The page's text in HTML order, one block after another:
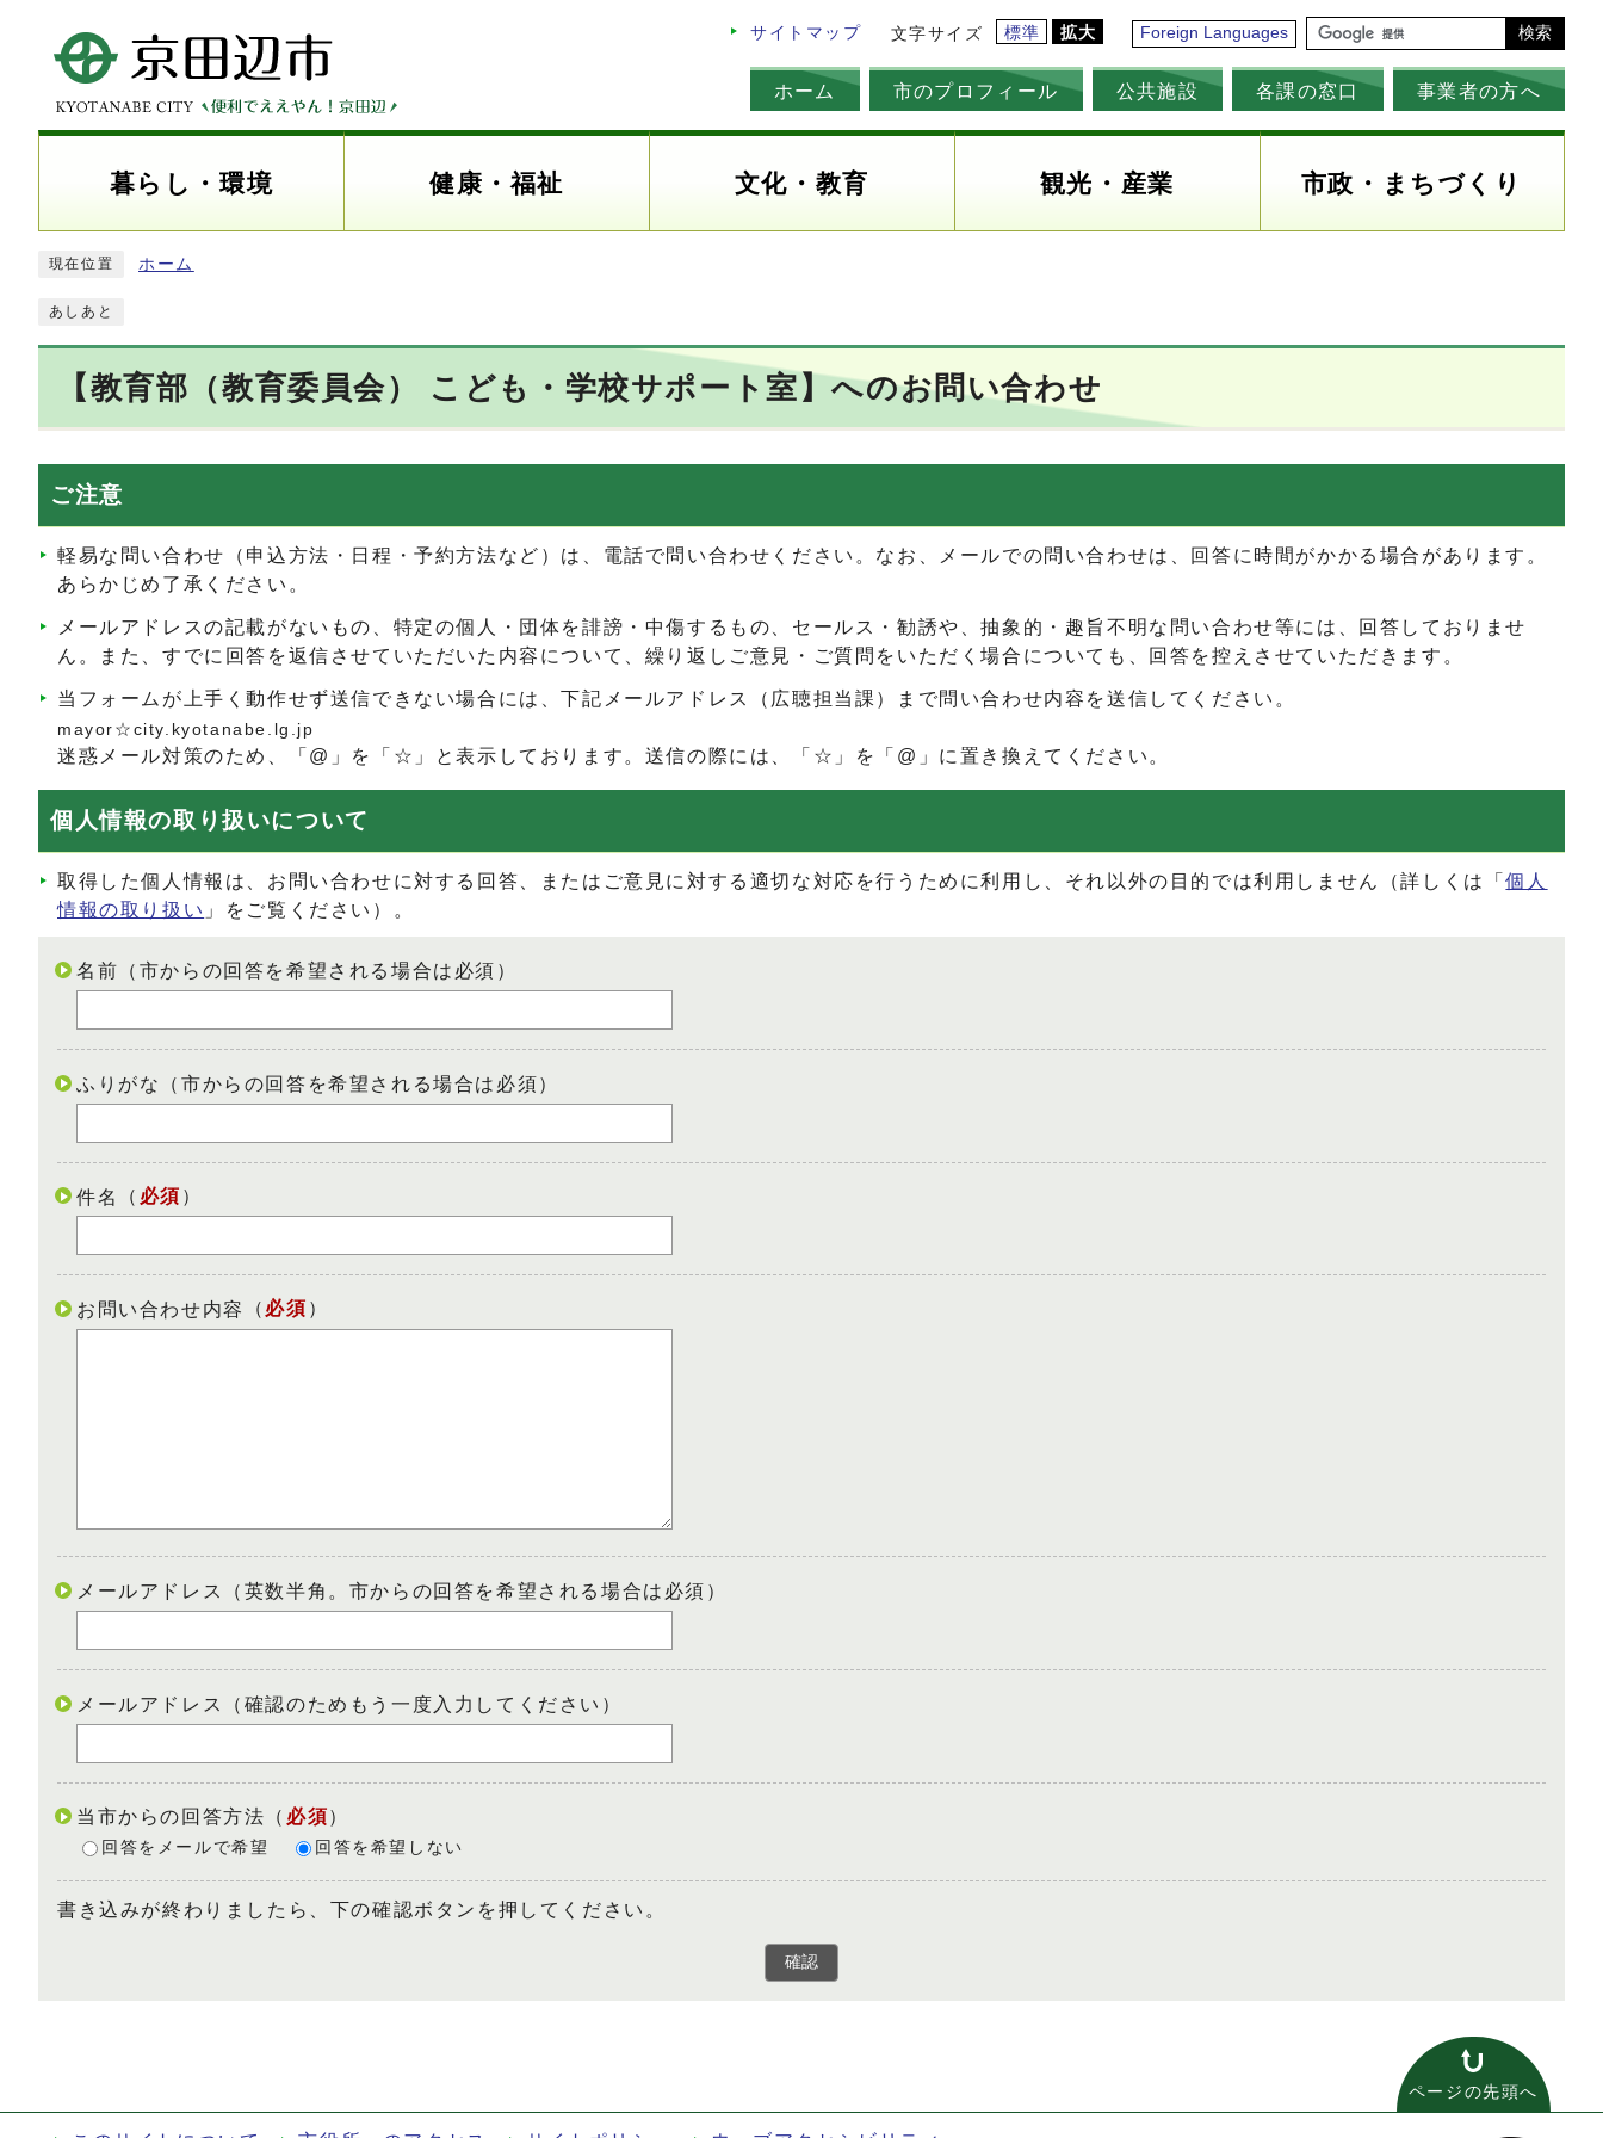
サイトマップ 文字サイズ 標準 拡大 Foreign Languages 検索
ホーム 市のプロフィール 公共施設 各課の窓口 事業者の方へ
暮らし・環境 健康・福祉 文化・教育 観光・産業 市政・まちづくり
現在位置 ホーム
あしあと
【教育部（教育委員会） こども・学校サポート室】へのお問い合わせ
ご注意
軽易な問い合わせ（申込方法・日程・予約方法など）は、電話で問い合わせください。なお、メールでの問い合わせは、回答に時間がかかる場合があります。
あらかじめ了承ください。
メールアドレスの記載がないもの、特定の個人・団体を誹謗・中傷するもの、セールス・勧誘や、抽象的・趣旨不明な問い合わせ等には、回答しておりませ
ん。また、すでに回答を返信させていただいた内容について、繰り返しご意見・ご質問をいただく場合についても、回答を控えさせていただきます。
当フォームが上手く動作せず送信できない場合には、下記メールアドレス（広聴担当課）まで問い合わせ内容を送信してください。
mayor☆city.kyotanabe.lg.jp
迷惑メール対策のため、「@」を「☆」と表示しております。送信の際には、「☆」を「@」に置き換えてください。
個人情報の取り扱いについて
取得した個人情報は、お問い合わせに対する回答、またはご意見に対する適切な対応を行うために利用し、それ以外の目的では利用しません（詳しくは「個人
情報の取り扱い 」をご覧ください）。
名前（市からの回答を希望される場合は必須）
ふりがな（市からの回答を希望される場合は必須）
件名 （ 必須 ）
お問い合わせ内容 （ 必須 ）
メールアドレス（英数半角。市からの回答を希望される場合は必須）
メールアドレス（確認のためもう一度入力してください）
当市からの回答方法 （ 必須）
回答をメールで希望 回答を希望しない
書き込みが終わりましたら、下の確認ボタンを押してください。
確認
ページの先頭へ